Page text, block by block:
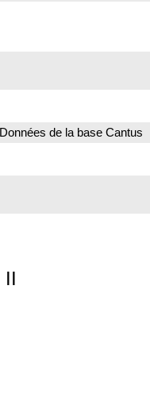
Données de la base Cantus
II